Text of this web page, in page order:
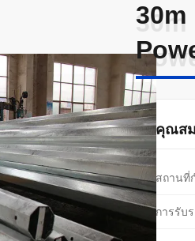
คุณส
สถานที่
การรับร